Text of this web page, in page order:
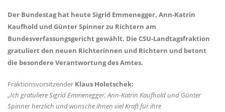
Der Bundestag hat heute Sigrid Emmenegger, Ann-Katrin
Kaufhold und Günter Spinner zu Richtern am
Bundesverfassungsgericht gewählt. Die CSU-Landtagsfraktion
gratuliert den neuen Richterinnen und Richtern und betont
die besondere Verantwortung des Amtes.
Fraktionsvorsitzender Klaus Holetschek:
Ich gratuliere Sigrid Emmenegger, Ann-Katrin Kaufhold und Günter
Spinner herzlich und wünsche ihnen viel Kraft für ihre